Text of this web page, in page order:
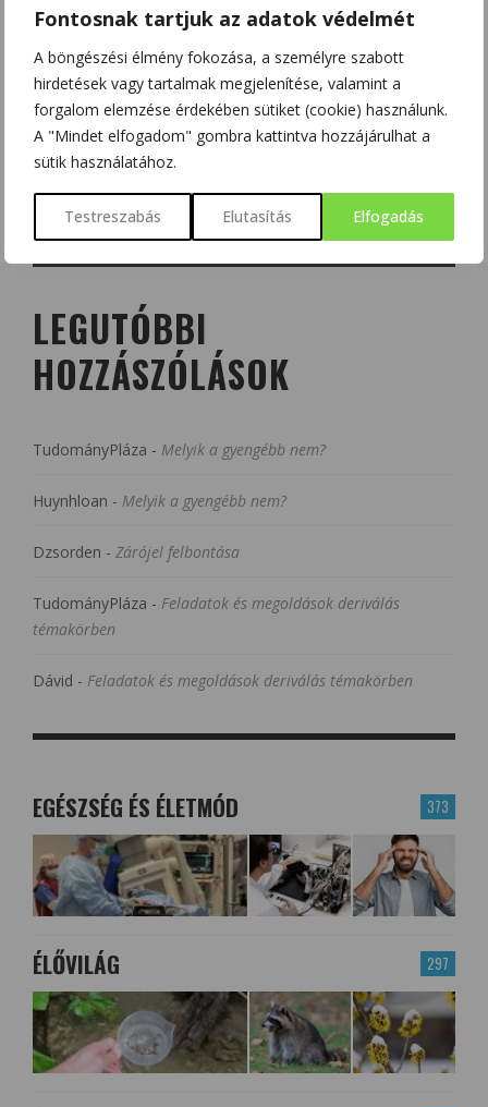
Fontosnak tartjuk az adatok védelmét
A böngészési élmény fokozása, a személyre szabott
hirdetések vagy tartalmak megjelenítése, valamint a
forgalom elemzése érdekében sütiket (cookie) használunk.
A "Mindet elfogadom" gombra kattintva hozzájárulhat a
sütik használatához.
Testreszabás Elutasítás Elfogadás
LEGUTÓBBI
HOZZÁSZÓLÁSOK
TudományPláza - Melyik a gyengébb nem?
Huynhloan - Melyik a gyengébb nem?
Dzsorden - Zárójel felbontása
TudományPláza - Feladatok és megoldások deriválás
témakörben
Dávid - Feladatok és megoldások deriválás témakörben
373
EGÉSZSÉG ÉS ÉLETMÓD
297
ÉLŐVILÁG